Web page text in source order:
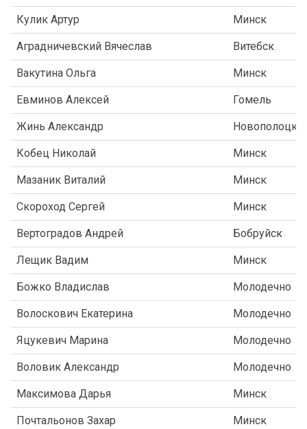
Кулик Артур Минск
Аградничевский Вячеслав Витебск
Вакутина Ольга Минск
Евминов Алексей Гомель
Жинь Александр Новополоцк
Кобец Николай Минск
Мазаник Виталий Минск
Скороход Сергей Минск
Вертоградов Андрей Бобруйск
Лещик Вадим Минск
Божко Владислав Молодечно
Волоскович Екатерина Молодечно
Яцукевич Марина Молодечно
Воловик Александр Молодечно
Максимова Дарья Минск
Почтальонов Захар Минск